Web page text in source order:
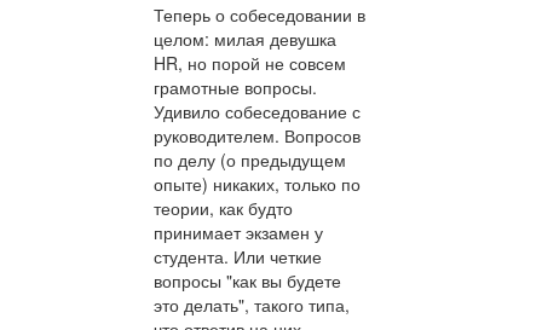
Теперь о собеседовании в
целом: милая девушка
HR, но порой не совсем
грамотные вопросы.
Удивило собеседование с
руководителем. Вопросов
по делу (о предыдущем
опыте) никаких, только по
теории, как будто
принимает экзамен у
студента. Или четкие
вопросы "как вы будете
это делать", такого типа,